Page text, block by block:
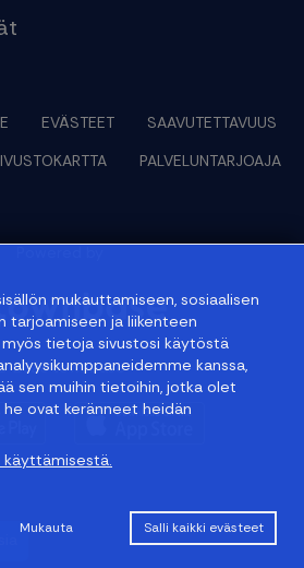
EVÄSTEET
SAAVUTETTAVUUS
PALVELUNTARJOAJA
2026 townbase
mukauttamiseen, sosiaalisen
tarjoamiseen ja liikenteen
tietoja sivustosi käytöstä
kanssa,
sen muihin tietoihin, jotka olet
ovat keränneet heidän
käyttämisestä.
Mukauta Salli kaikki evästeet